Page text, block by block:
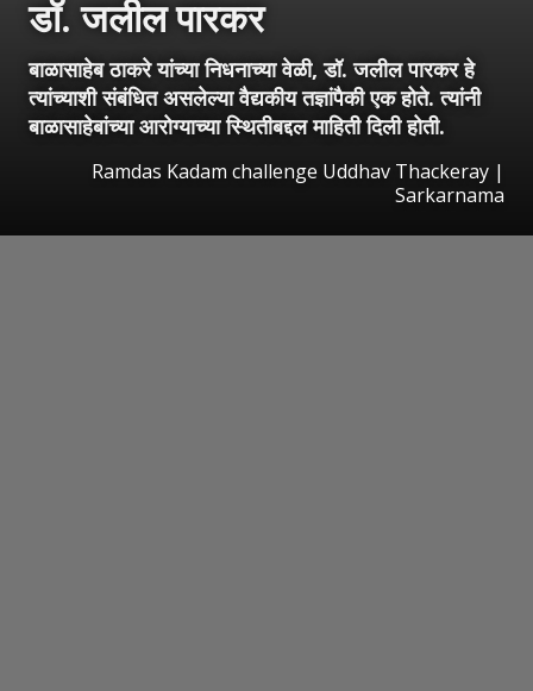
डॉ. जलील पारकर
बाळासाहेब ठाकरे यांच्या निधनाच्या वेळी, डॉ. जलील पारकर हे
त्यांच्याशी संबंधित असलेल्या वैद्यकीय तज्ञांपैकी एक होते. त्यांनी
बाळासाहेबांच्या आरोग्याच्या स्थितीबद्दल माहिती दिली होती.
Ramdas Kadam challenge Uddhav Thackeray |
Sarkarnama